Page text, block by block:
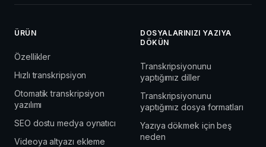
ÜRÜN
Özellikler
Hızlı transkripsiyon
Otomatik transkripsiyon
yazılımı
SEO dostu medya oynatıcı
Videoya altyazı ekleme
DOSYALARINIZI YAZIYA
DÖKÜN
Transkripsiyonunu
yaptığımız diller
Transkripsiyonunu
yaptığımız dosya formatları
Yazıya dökmek için beş
neden